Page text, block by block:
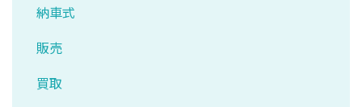
納車式
販売
買取